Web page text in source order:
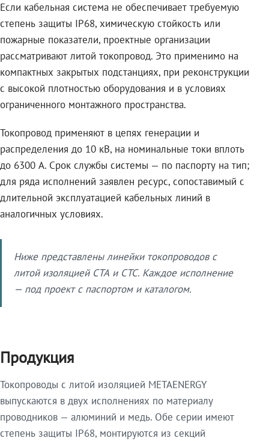
Если кабельная система не обеспечивает требуемую
степень защиты IP68, химическую стойкость или
пожарные показатели, проектные организации
рассматривают литой токопровод. Это применимо на
компактных закрытых подстанциях, при реконструкции
с высокой плотностью оборудования и в условиях
ограниченного монтажного пространства.
Токопровод применяют в цепях генерации и
распределения до 10 кВ, на номинальные токи вплоть
до 6300 А. Срок службы системы — по паспорту на тип;
для ряда исполнений заявлен ресурс, сопоставимый с
длительной эксплуатацией кабельных линий в
аналогичных условиях.
Ниже представлены линейки токопроводов с
литой изоляцией СТА и СТС. Каждое исполнение
— под проект с паспортом и каталогом.
Продукция
Токопроводы с литой изоляцией METAENERGY
выпускаются в двух исполнениях по материалу
проводников — алюминий и медь. Обе серии имеют
степень защиты IP68, монтируются из секций